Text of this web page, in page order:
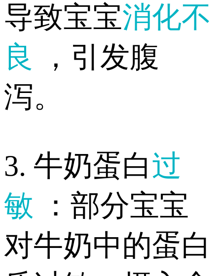
导致宝宝消化不
良
，引发腹
泻。
3. 牛奶蛋白过
敏
：部分宝宝
对牛奶中的蛋白